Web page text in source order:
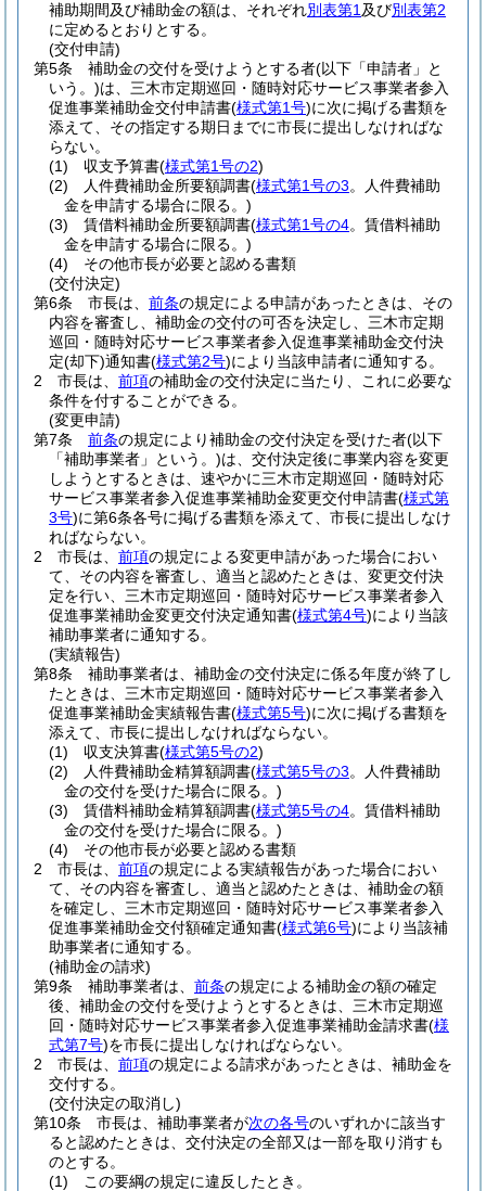
補助期間及び補助金の額は、それぞれ別表第1 及び別表第2
に定めるとおりとする。
(交付申請)
第5条
補助金の交付を受けようとする者(以下「申請者」と
いう。)は、三木市定期巡回・随時対応サービス事業者参入
促進事業補助金交付申請書(様式第1号)に次に掲げる書類を
添えて、その指定する期日までに市長に提出しなければな
らない。
(1)
収支予算書(様式第1号の2)
(2)
人件費補助金所要額調書(様式第1号の3。人件費補助
金を申請する場合に限る。)
(3)
賃借料補助金所要額調書(様式第1号の4。賃借料補助
金を申請する場合に限る。)
(4)
その他市長が必要と認める書類
(交付決定)
第6条
市長は、 前条の規定による申請があったときは、その
内容を審査し、補助金の交付の可否を決定し、三木市定期
巡回・随時対応サービス事業者参入促進事業補助金交付決
定(却下)通知書(様式第2号)により当該申請者に通知する。
2
市長は、 前項の補助金の交付決定に当たり、これに必要な
条件を付することができる。
(変更申請)
第7条
前条の規定により補助金の交付決定を受けた者(以下
「補助事業者」という。)は、交付決定後に事業内容を変更
しようとするときは、速やかに三木市定期巡回・随時対応
サービス事業者参入促進事業補助金変更交付申請書(様式第
3号)に第6条各号に掲げる書類を添えて、市長に提出しなけ
ればならない。
2
市長は、 前項の規定による変更申請があった場合におい
て、その内容を審査し、適当と認めたときは、変更交付決
定を行い、三木市定期巡回・随時対応サービス事業者参入
促進事業補助金変更交付決定通知書(様式第4号)により当該
補助事業者に通知する。
(実績報告)
第8条
補助事業者は、補助金の交付決定に係る年度が終了し
たときは、三木市定期巡回・随時対応サービス事業者参入
促進事業補助金実績報告書(様式第5号)に次に掲げる書類を
添えて、市長に提出しなければならない。
(1)
収支決算書(様式第5号の2)
(2)
人件費補助金精算額調書(様式第5号の3。人件費補助
金の交付を受けた場合に限る。)
(3)
賃借料補助金精算額調書(様式第5号の4。賃借料補助
金の交付を受けた場合に限る。)
(4)
その他市長が必要と認める書類
2
市長は、 前項の規定による実績報告があった場合におい
て、その内容を審査し、適当と認めたときは、補助金の額
を確定し、三木市定期巡回・随時対応サービス事業者参入
促進事業補助金交付額確定通知書(様式第6号)により当該補
助事業者に通知する。
(補助金の請求)
第9条
補助事業者は、 前条の規定による補助金の額の確定
後、補助金の交付を受けようとするときは、三木市定期巡
回・随時対応サービス事業者参入促進事業補助金請求書(様
式第7号)を市長に提出しなければならない。
2
市長は、 前項の規定による請求があったときは、補助金を
交付する。
(交付決定の取消し)
第10条
市長は、補助事業者が次の各号のいずれかに該当す
ると認めたときは、交付決定の全部又は一部を取り消すも
のとする。
(1)
この要綱の規定に違反したとき。